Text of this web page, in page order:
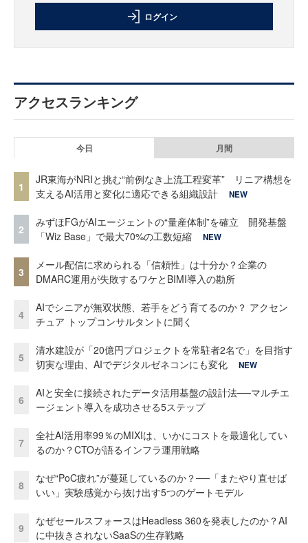
ログイン
アクセスランキング
今日 月間
1
JR東海がNRIと挑む“前例なき上流工程変革” リニア構想を
支えるAI活用と変化に適応できる組織設計
NEW
2
みずほFGがAIエージェントの“量産体制”を確立 開発基盤
「Wiz Base」で最大70%の工数短縮
NEW
3
メール配信に求められる「信頼性」は十分か？企業の
DMARC運用が失敗するワケとBIMI導入の勘所
4
AIでシニアが無双状態、若手をどう育てるのか？ アクセン
チュア トップコンサルタントに聞く
5
清水建設が「20億円プロジェクトを常駐者2名で」を目指す
切実な理由、AIでデジタルゼネコンにも変化
NEW
6
AIと安全に接続されたデータ活用基盤の設計法──マルチエ
ージェント導入を成功させる5ステップ
7
全社AI活用率99％のMIXIは、いかにコストを最適化してい
るのか？CTOが語るインフラ運用戦略
8
なぜ“PoC疲れ”が蔓延しているのか？──「またやり直せば
いい」実験感覚から抜け出す5つのゲートモデル
9
なぜセールスフォースはHeadless 360を発表したのか？AI
に中抜きされないSaaSの生存戦略